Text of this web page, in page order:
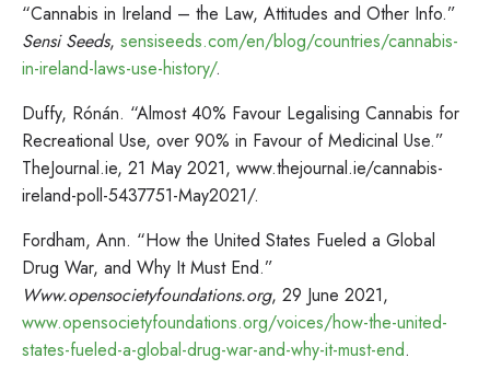
“Cannabis in Ireland – the Law, Attitudes and Other Info.”
Sensi Seeds, sensiseeds.com/en/blog/countries/cannabis-
in-ireland-laws-use-history/.
Duffy, Rónán. “Almost 40% Favour Legalising Cannabis for
Recreational Use, over 90% in Favour of Medicinal Use.”
TheJournal.ie, 21 May 2021, www.thejournal.ie/cannabis-
ireland-poll-5437751-May2021/.
Fordham, Ann. “How the United States Fueled a Global
Drug War, and Why It Must End.”
Www.opensocietyfoundations.org, 29 June 2021,
www.opensocietyfoundations.org/voices/how-the-united-
states-fueled-a-global-drug-war-and-why-it-must-end.